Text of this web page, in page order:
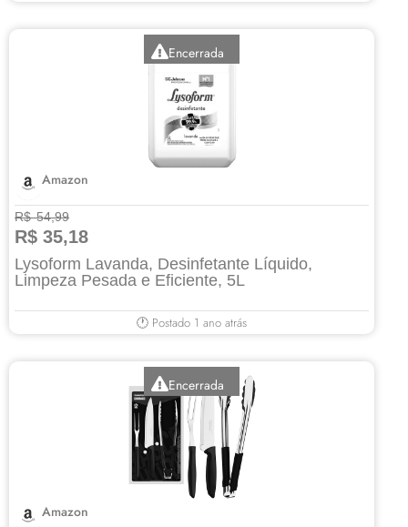
Encerrada
Amazon
R$ 54,99
R$ 35,18
Lysoform Lavanda, Desinfetante Líquido,
Limpeza Pesada e Eficiente, 5L
🕐 Postado 1 ano atrás
Encerrada
Amazon